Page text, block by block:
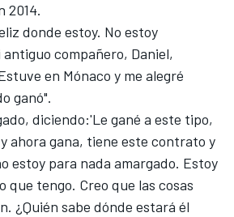
2014.
donde estoy. No estoy
antiguo compañero, Daniel,
en Mónaco y me alegré
ganó".
diciendo:'Le gané a este tipo,
ahora gana, tiene este contrato y
estoy para nada amargado. Estoy
que tengo. Creo que las cosas
¿Quién sabe dónde estará él